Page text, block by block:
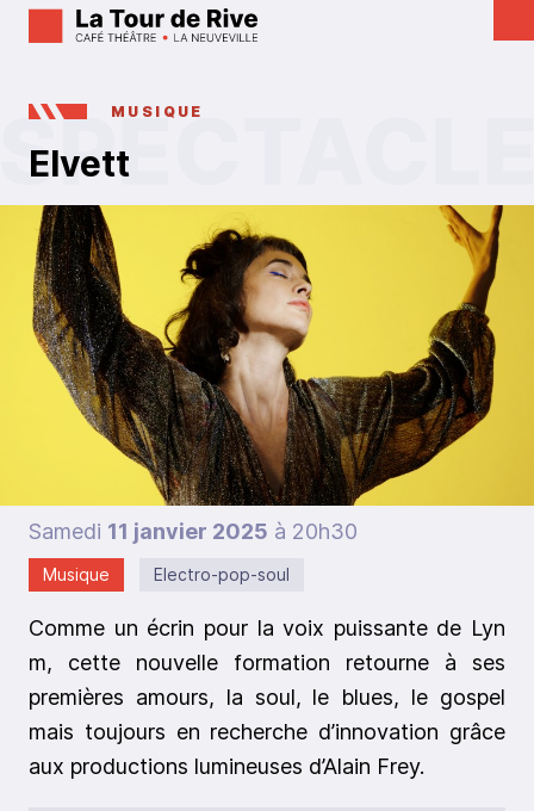
MUSIQUE
Elvett
Samedi 11 janvier 2025 à 20h30
Musique Electro-pop-soul
Comme un écrin pour la voix puissante de Lyn
m, cette nouvelle formation retourne à ses
premières amours, la soul, le blues, le gospel
mais toujours en recherche d’innovation grâce
aux productions lumineuses d’Alain Frey.